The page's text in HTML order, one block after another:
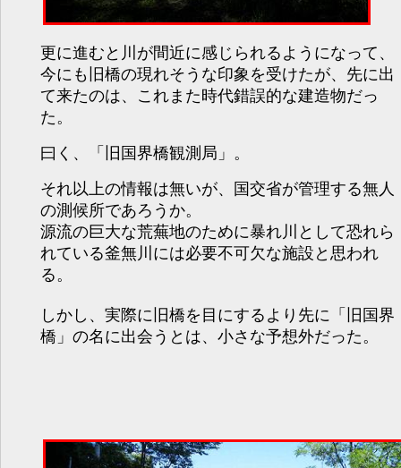
更に進むと川が間近に感じられるようになって、
今にも旧橋の現れそうな印象を受けたが、先に出
て来たのは、これまた時代錯誤的な建造物だっ
た。
曰く、「旧国界橋観測局」。
それ以上の情報は無いが、国交省が管理する無人
の測候所であろうか。
源流の巨大な荒蕪地のために暴れ川として恐れら
れている釜無川には必要不可欠な施設と思われ
る。
しかし、実際に旧橋を目にするより先に「旧国界
橋」の名に出会うとは、小さな予想外だった。